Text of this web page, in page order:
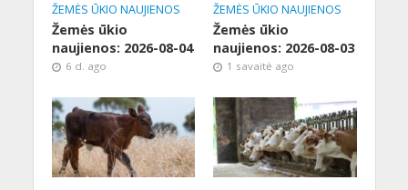
ŽEMĖS ŪKIO NAUJIENOS
Žemės ūkio
naujienos: 2026-08-04
6 d. ago
ŽEMĖS ŪKIO NAUJIENOS
Žemės ūkio
naujienos: 2026-08-03
1 savaitė ago